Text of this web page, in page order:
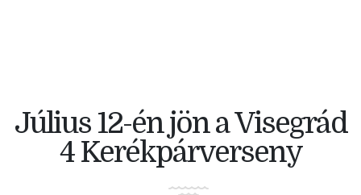
Július 12-én jön a Visegrád
4 Kerékpárverseny